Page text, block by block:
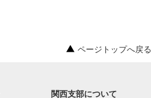
ページトップへ戻る
関西支部について